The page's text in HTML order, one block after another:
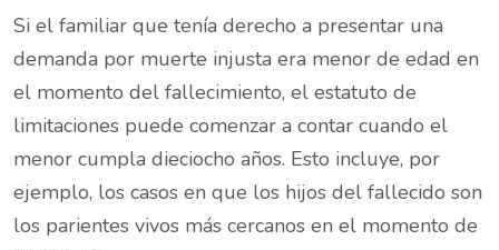
Si el familiar que tenía derecho a presentar una
demanda por muerte injusta era menor de edad en
el momento del fallecimiento, el estatuto de
limitaciones puede comenzar a contar cuando el
menor cumpla dieciocho años. Esto incluye, por
ejemplo, los casos en que los hijos del fallecido son
los parientes vivos más cercanos en el momento de